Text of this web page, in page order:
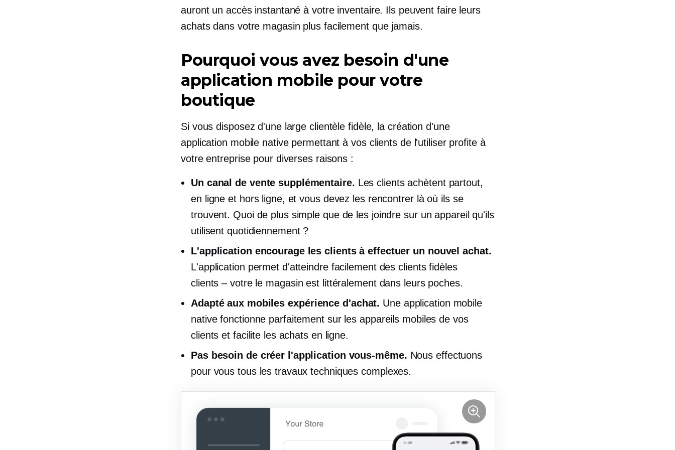
auront un accès instantané à votre inventaire. Ils peuvent faire leurs
achats dans votre magasin plus facilement que jamais.
Pourquoi vous avez besoin d'une
application mobile pour votre
boutique
Si vous disposez d'une large clientèle fidèle, la création d'une
application mobile native permettant à vos clients de l'utiliser profite à
votre entreprise pour diverses raisons :
Un canal de vente supplémentaire. Les clients achètent partout,
en ligne et hors ligne, et vous devez les rencontrer là où ils se
trouvent. Quoi de plus simple que de les joindre sur un appareil qu'ils
utilisent quotidiennement ?
L'application encourage les clients à effectuer un nouvel achat.
L'application permet d'atteindre facilement des clients fidèles
clients – votrele magasin est littéralement dans leurs poches.
Adapté aux mobiles expérience d'achat. Une application mobile
native fonctionne parfaitement sur les appareils mobiles de vos
clients et facilite les achats en ligne.
Pas besoin de créer l'application vous-même. Nous effectuons
pour vous tous les travaux techniques complexes.